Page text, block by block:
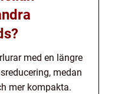
med en längre
medan
mer kompakta.